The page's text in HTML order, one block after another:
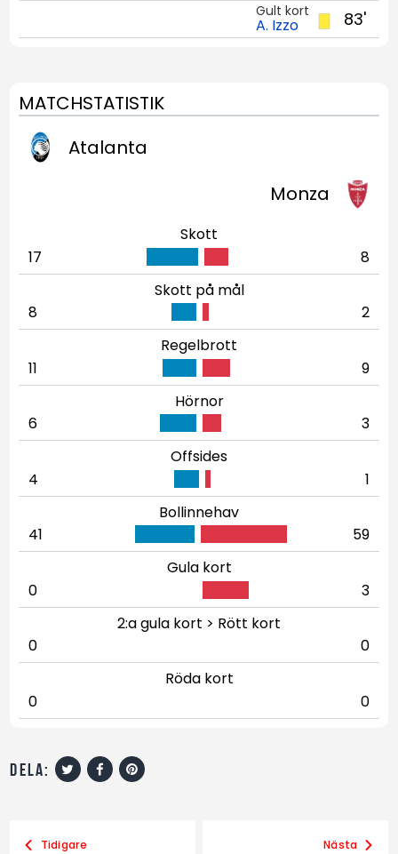
83'
Gult kort
A. Izzo
MATCHSTATISTIK
Atalanta
Monza
Skott
17
8
Skott på mål
8
2
Regelbrott
11
9
Hörnor
6
3
Offsides
4
1
Bollinnehav
41
59
Gula kort
0
3
2:a gula kort > Rött kort
0
0
Röda kort
0
0
dela:
Tidigare Nästa